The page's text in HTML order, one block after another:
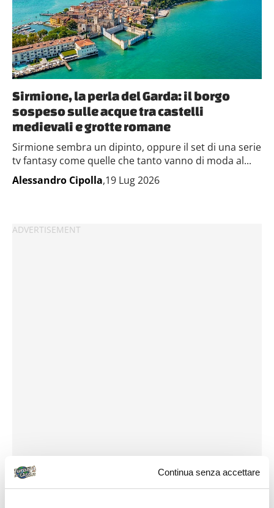
Continua senza accettare
Sirmione, la perla del Garda: il borgo
sospeso sulle acque tra castelli
medievali e grotte romane
Sirmione sembra un dipinto, oppure il set di una serie
tv fantasy come quelle che tanto vanno di moda al...
Alessandro Cipolla,19 Lug 2026